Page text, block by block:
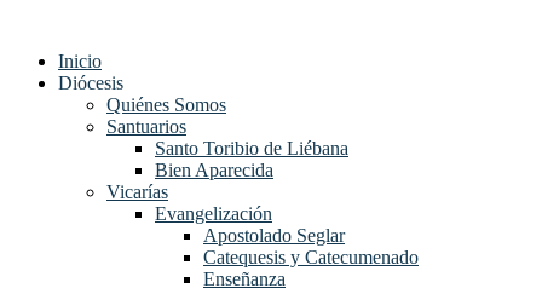
contenido
Inicio
Diócesis
Quiénes Somos
Santuarios
Santo Toribio de Liébana
Bien Aparecida
Vicarías
Evangelización
Apostolado Seglar
Catequesis y Catecumenado
Enseñanza